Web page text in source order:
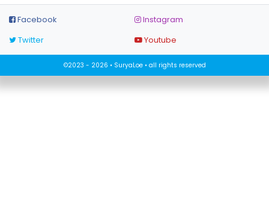
Facebook
Instagram
Twitter
Youtube
©2023 - 2026 • SuryaLoe • all rights reserved